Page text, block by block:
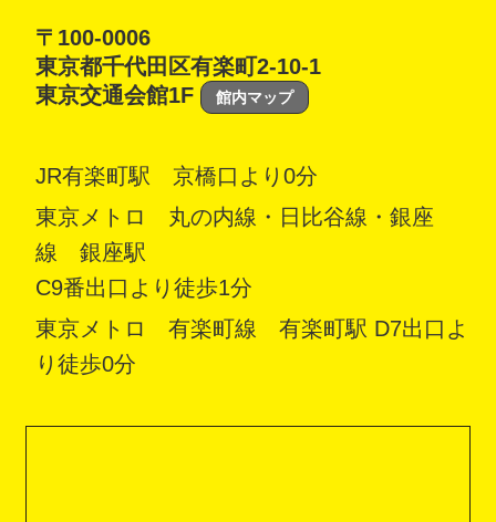
〒100-0006
東京都千代田区有楽町2-10-1
東京交通会館1F
館内マップ
JR有楽町駅 京橋口より0分
東京メトロ 丸の内線・日比谷線・銀座
線 銀座駅
C9番出口より徒歩1分
東京メトロ 有楽町線 有楽町駅 D7出口よ
り徒歩0分